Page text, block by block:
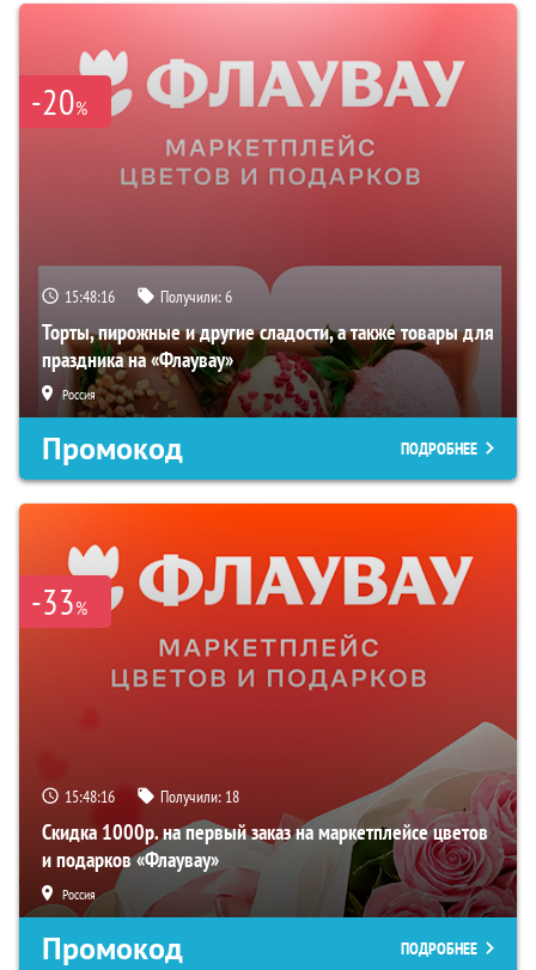
-20%
15:48:15 Получили:6
Торты, пирожные и другие сладости, а также товары для
праздника на «Флаувау»
Россия
Промокод ПОДРОБНЕЕ
-33%
15:48:15 Получили: 18
Скидка 1000р. на первый заказ на маркетплейсе цветов
и подарков «Флаувау»
Россия
Промокод ПОДРОБНЕЕ